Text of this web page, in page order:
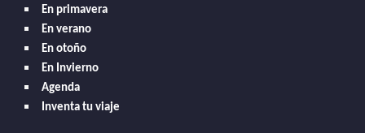
En primavera
En verano
En otoño
En Invierno
Agenda
Inventa tu viaje